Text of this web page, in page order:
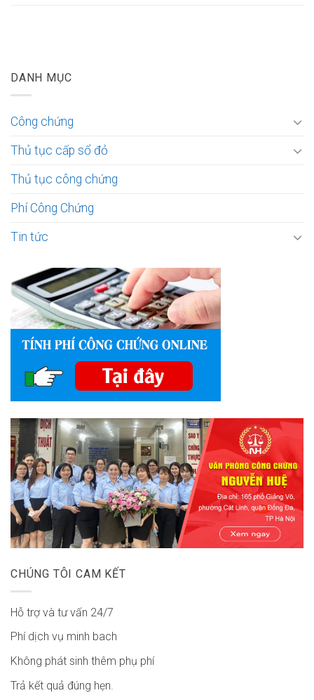
DANH MỤC
Công chứng
Thủ tục cấp sổ đỏ
Thủ tục công chứng
Phí Công Chứng
Tin tức
CHÚNG TÔI CAM KẾT
Hỗ trợ và tư vấn 24/7
Phí dịch vụ minh bach
Không phát sinh thêm phụ phí
Trả kết quả đúng hẹn.